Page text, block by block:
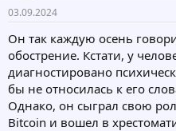
03.09.2024
Он так каждую осень
обострение. Кстати, у
диагностировано
бы не относилась к его
Однако, он сыграл свою
Bitcoin и вошел в